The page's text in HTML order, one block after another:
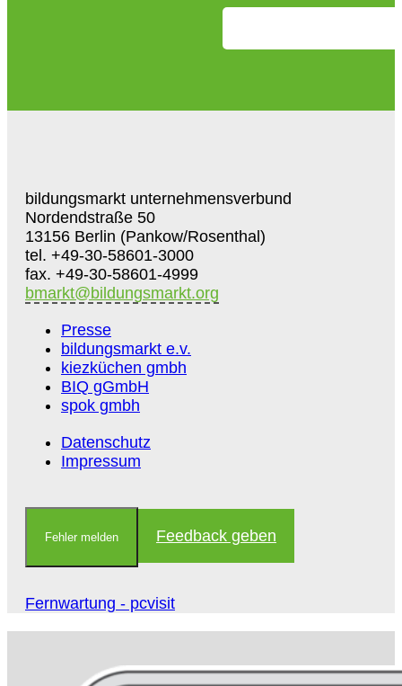
bildungsmarkt unternehmensverbund
Nordendstraße 50
13156 Berlin (Pankow/Rosenthal)
tel. +49-30-58601-3000
fax. +49-30-58601-4999
bmarkt@bildungsmarkt.org
Presse
bildungsmarkt e.v.
kiezküchen gmbh
BIQ gGmbH
spok gmbh
Datenschutz
Impressum
Fehler melden Feedback geben
Fernwartung - pcvisit